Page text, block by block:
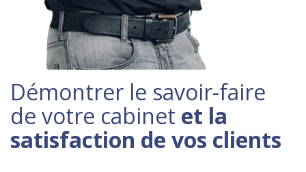
Démontrer le savoir-faire
de votre cabinet et la
satisfaction de vos clients